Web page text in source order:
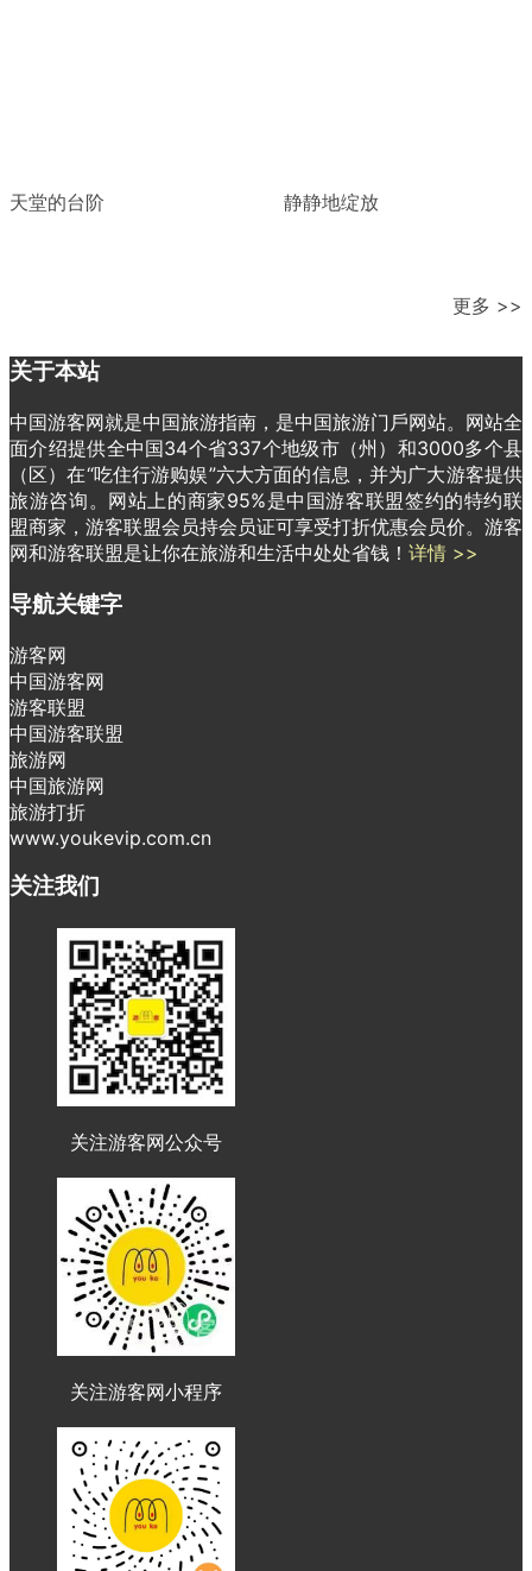
天堂的台阶 静静地绽放
更多 >>
关于本站
中国游客网就是中国旅游指南，是中国旅游门戶网站。网站全
面介绍提供全中国34个省337个地级市（州）和3000多个县
（区）在“吃住行游购娱”六大方面的信息，并为广大游客提供
旅游咨询。网站上的商家95%是中国游客联盟签约的特约联
盟商家，游客联盟会员持会员证可享受打折优惠会员价。游客
网和游客联盟是让你在旅游和生活中处处省钱！ 详情 >>
导航关键字
游客网
中国游客网
游客联盟
中国游客联盟
旅游网
中国旅游网
旅游打折
www.youkevip.com.cn
关注我们
关注游客网公众号
关注游客网小程序